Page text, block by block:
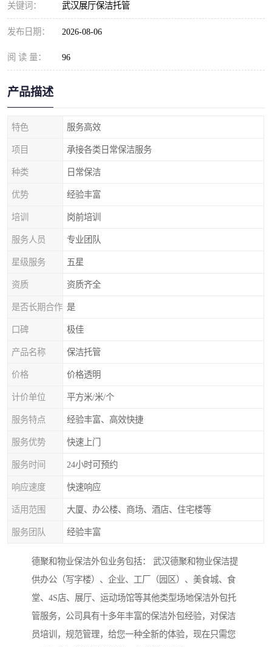
关键词： 武汉展厅保洁托管
发布日期： 2026-08-06
阅 读 量： 96
产品描述
特色 服务高效
项目 承接各类日常保洁服务
种类 日常保洁
优势 经验丰富
培训 岗前培训
服务人员 专业团队
星级服务 五星
资质 资质齐全
是否长期合作 是
口碑 极佳
产品名称 保洁托管
价格 价格透明
计价单位 平方米/米/个
服务特点 经验丰富、高效快捷
服务优势 快速上门
服务时间 24小时可预约
响应速度 快速响应
适用范围 大厦、办公楼、商场、酒店、住宅楼等
服务团队 经验丰富
德聚和物业保洁外包业务包括： 武汉德聚和物业保洁提
供办公（写字楼）、企业、工厂（园区）、美食城、食
堂、4S店、展厅、运动场馆等其他类型场地保洁外包托
管服务，公司具有十多年丰富的保洁外包经验，对保洁
员培训，规范管理，给您一种全新的体验，现在只需您